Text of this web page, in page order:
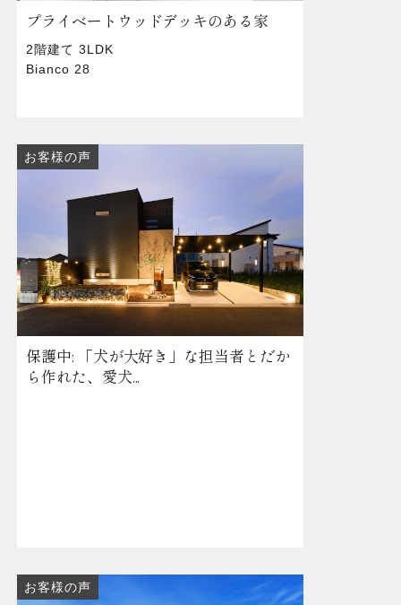
プライベートウッドデッキのある家
2階建て 3LDK
Bianco 28
お客様の声
保護中: 「犬が大好き」な担当者とだか
ら作れた、愛犬...
お客様の声